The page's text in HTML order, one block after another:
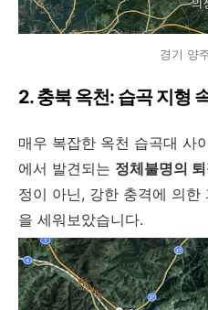
경기 양
2. 충북 옥천: 습곡 지형
매우 복잡한 옥천 습곡대 사
에서 발견되는 정체불명의
정이 아닌, 강한 충격에 의한
을 세워보았습니다.